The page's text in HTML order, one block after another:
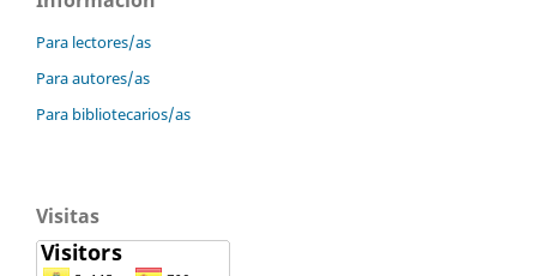
Para lectores/as
Para autores/as
Para bibliotecarios/as
Visitas